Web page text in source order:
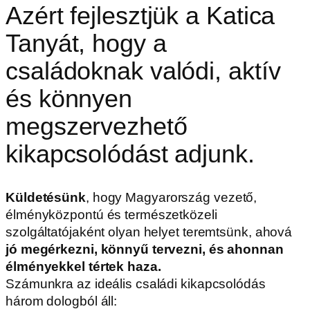
Azért fejlesztjük a Katica
Tanyát, hogy a
családoknak valódi, aktív
és könnyen
megszervezhető
kikapcsolódást adjunk.
Küldetésünk, hogy Magyarország vezető,
élményközpontú és természetközeli
szolgáltatójaként olyan helyet teremtsünk, ahová
jó megérkezni, könnyű tervezni, és ahonnan
élményekkel tértek haza.
Számunkra az ideális családi kikapcsolódás
három dologból áll: